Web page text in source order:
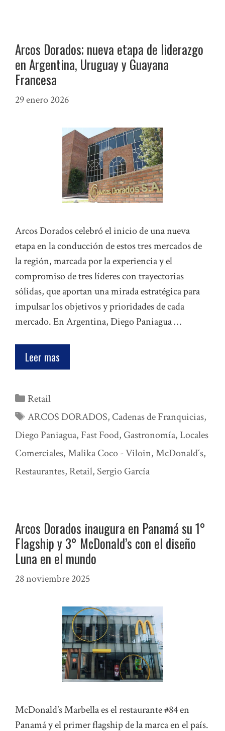
Arcos Dorados; nueva etapa de liderazgo
en Argentina, Uruguay y Guayana
Francesa
29 enero 2026
Arcos Dorados celebró el inicio de una nueva
etapa en la conducción de estos tres mercados de
la región, marcada por la experiencia y el
compromiso de tres líderes con trayectorias
sólidas, que aportan una mirada estratégica para
impulsar los objetivos y prioridades de cada
mercado. En Argentina, Diego Paniagua …
Leer mas
Categorías
Retail
Etiquetas
ARCOS DORADOS, Cadenas de Franquicias,
Diego Paniagua, Fast Food, Gastronomía,Locales
Comerciales,Malika Coco - Viloin,McDonald´s,
Restaurantes, Retail, Sergio García
Arcos Dorados inaugura en Panamá su 1°
Flagship y 3° McDonald’s con el diseño
Luna en el mundo
28 noviembre 2025
McDonald’s Marbella es el restaurante #84 en
Panamá y el primer flagship de la marca en el país.